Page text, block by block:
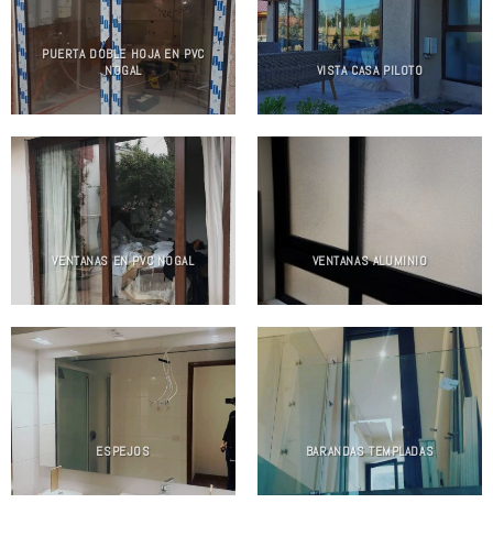
PUERTA DOBLE HOJA EN PVC
NOGAL
VISTA CASA PILOTO
VENTANAS EN PVC NOGAL VENTANAS ALUMINIO
ESPEJOS BARANDAS TEMPLADAS